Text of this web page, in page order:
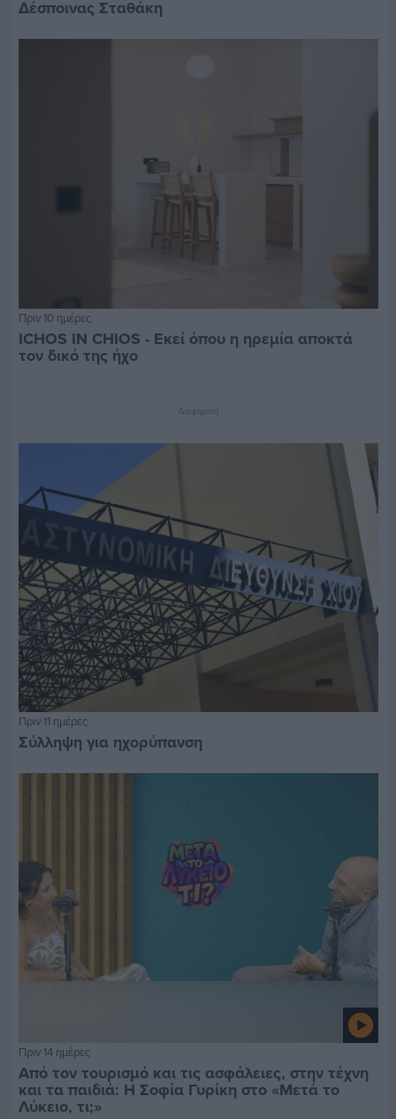
Δέσποινας Σταθάκη
Πριν 10 ημέρες
ICHOS IN CHIOS - Εκεί όπου η ηρεμία αποκτά
τον δικό της ήχο
Διαφήμιση
Πριν 11 ημέρες
Σύλληψη για ηχορύπανση
Πριν 14 ημέρες
Από τον τουρισμό και τις ασφάλειες, στην τέχνη
και τα παιδιά: Η Σοφία Γυρίκη στο «Μετά το
Λύκειο, τι;»